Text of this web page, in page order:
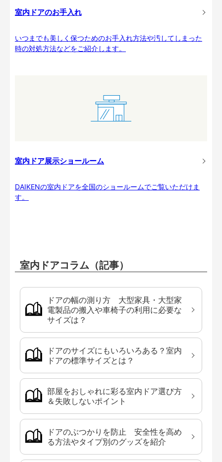
室内ドアのお手入れ
いつまでも美しく保つためのお手入れ方法や汚してしまった
時の対処方法などをご紹介します。
室内ドア展示ショールーム
DAIKENの室内ドアを全国のショールームでご覧いただけま
す。
室内ドアコラム（記事）
ドアの幅の測り方 大型家具・大型家
電製品の搬入や車椅子の利用に必要な
サイズは？
ドアのサイズにもいろいろある？室内
ドアの標準サイズとは？
部屋をおしゃれに彩る室内ドア選び方
＆失敗しないポイント
ドアのぶつかりを防止 安全性を高め
る方法やタイプ別のグッズを紹介